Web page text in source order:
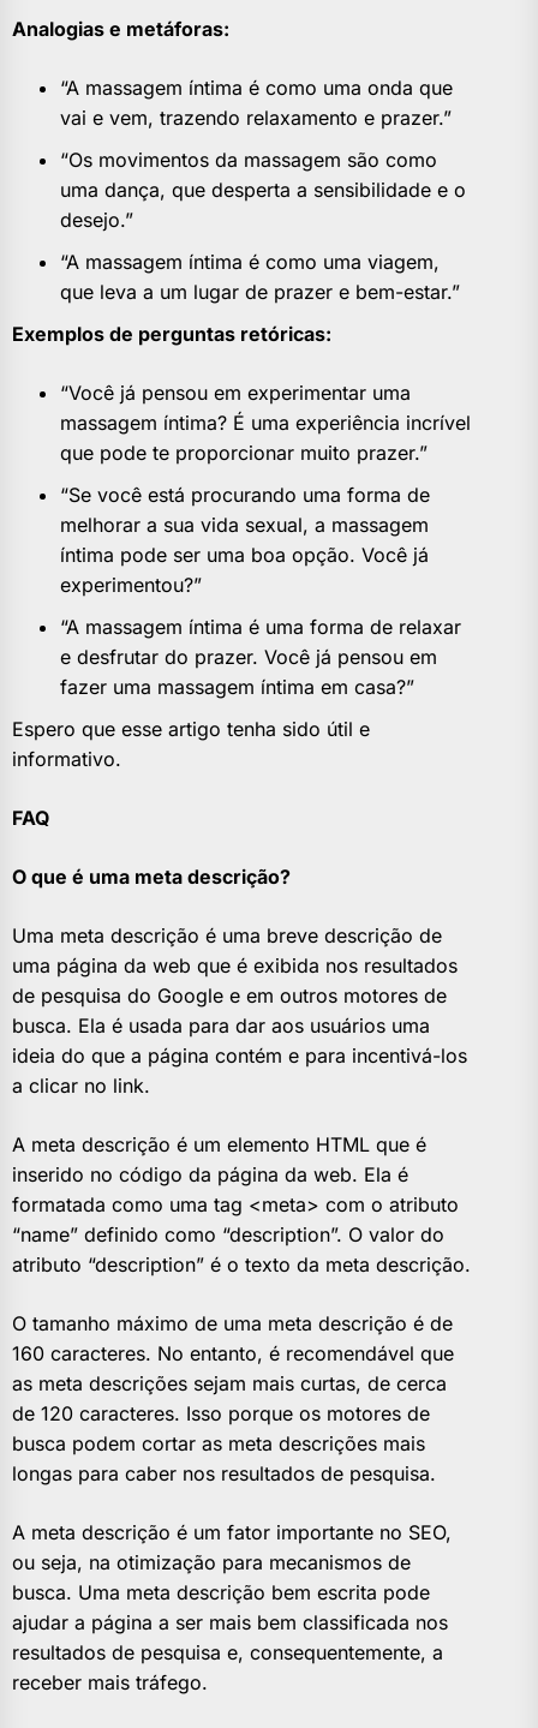
Analogias e metáforas:
“A massagem íntima é como uma onda que
vai e vem, trazendo relaxamento e prazer.”
“Os movimentos da massagem são como
uma dança, que desperta a sensibilidade e o
desejo.”
“A massagem íntima é como uma viagem,
que leva a um lugar de prazer e bem-estar.”
Exemplos de perguntas retóricas:
“Você já pensou em experimentar uma
massagem íntima? É uma experiência incrível
que pode te proporcionar muito prazer.”
“Se você está procurando uma forma de
melhorar a sua vida sexual, a massagem
íntima pode ser uma boa opção. Você já
experimentou?”
“A massagem íntima é uma forma de relaxar
e desfrutar do prazer. Você já pensou em
fazer uma massagem íntima em casa?”
Espero que esse artigo tenha sido útil e
informativo.
FAQ
O que é uma meta descrição?
Uma meta descrição é uma breve descrição de
uma página da web que é exibida nos resultados
de pesquisa do Google e em outros motores de
busca. Ela é usada para dar aos usuários uma
ideia do que a página contém e para incentivá-los
a clicar no link.
A meta descrição é um elemento HTML que é
inserido no código da página da web. Ela é
formatada como uma tag <meta> com o atributo
“name” definido como “description”. O valor do
atributo “description” é o texto da meta descrição.
O tamanho máximo de uma meta descrição é de
160 caracteres. No entanto, é recomendável que
as meta descrições sejam mais curtas, de cerca
de 120 caracteres. Isso porque os motores de
busca podem cortar as meta descrições mais
longas para caber nos resultados de pesquisa.
A meta descrição é um fator importante no SEO,
ou seja, na otimização para mecanismos de
busca. Uma meta descrição bem escrita pode
ajudar a página a ser mais bem classificada nos
resultados de pesquisa e, consequentemente, a
receber mais tráfego.